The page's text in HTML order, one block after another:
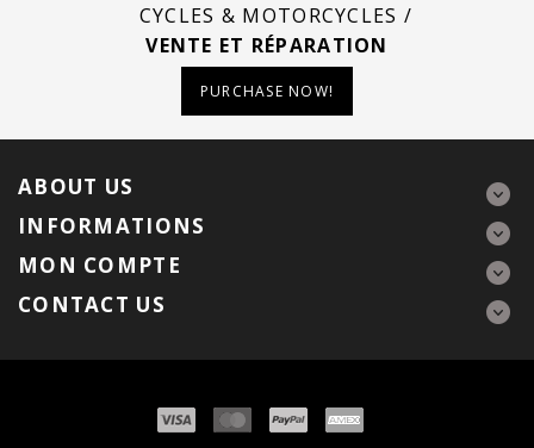
CYCLES & MOTORCYCLES /
VENTE ET RÉPARATION
PURCHASE NOW!
ABOUT US
INFORMATIONS
MON COMPTE
CONTACT US